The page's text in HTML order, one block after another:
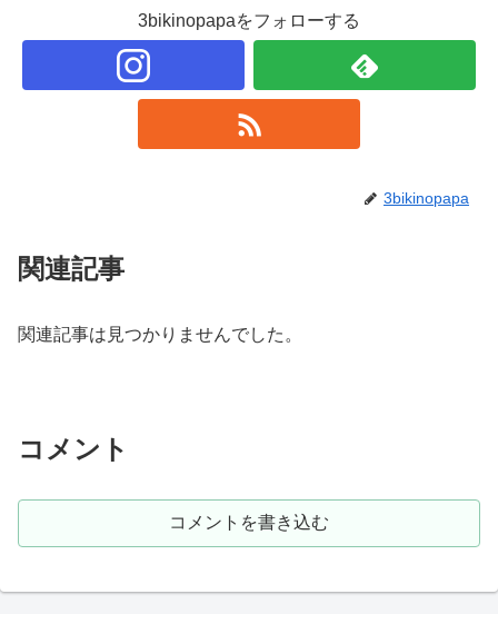
3bikinopapaをフォローする
3bikinopapa
関連記事
関連記事は見つかりませんでした。
コメント
コメントを書き込む